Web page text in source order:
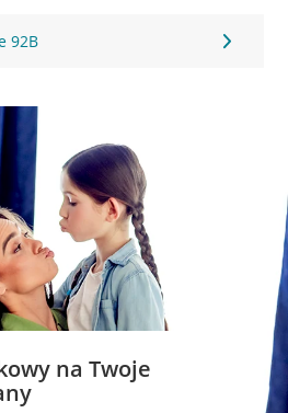
92B
na Twoje